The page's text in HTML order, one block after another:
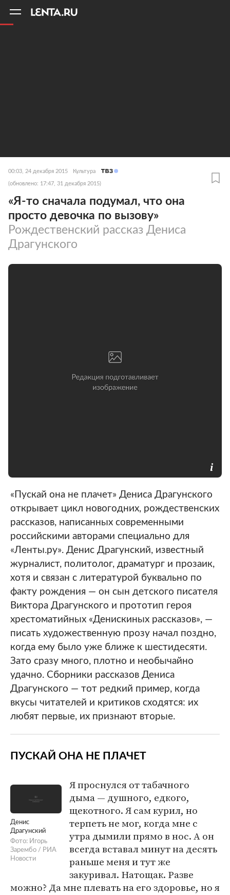
00:03, 24 декабря 2015 Культура
(обновлено: 17:47, 31 декабря 2015)
«Я-то сначала подумал, что она
просто девочка по вызову»
Рождественский рассказ Дениса
Драгунского
«Пускай она не плачет» Дениса Драгунского
открывает цикл новогодних, рождественских
рассказов, написанных современными
российскими авторами специально для
«Ленты.ру». Денис Драгунский, известный
журналист, политолог, драматург и прозаик,
хотя и связан с литературой буквально по
факту рождения — он сын детского писателя
Виктора Драгунского и прототип героя
хрестоматийных «Денискиных рассказов», —
писать художественную прозу начал поздно,
когда ему было уже ближе к шестидесяти.
Зато сразу много, плотно и необычайно
удачно. Сборники рассказов Дениса
Драгунского — тот редкий пример, когда
вкусы читателей и критиков сходятся: их
любят первые, их признают вторые.
ПУСКАЙ ОНА НЕ ПЛАЧЕТ
Денис
Драгунский
Фото: Игорь
Зарембо / РИА
Новости
Я проснулся от табачного
дыма — душного, едкого,
щекотного. Я сам курил, но
терпеть не мог, когда мне с
утра дымили прямо в нос. А он
всегда вставал минут на десять
раньше меня и тут же
закуривал. Натощак. Разве
можно? Да мне плевать на его здоровье, но я